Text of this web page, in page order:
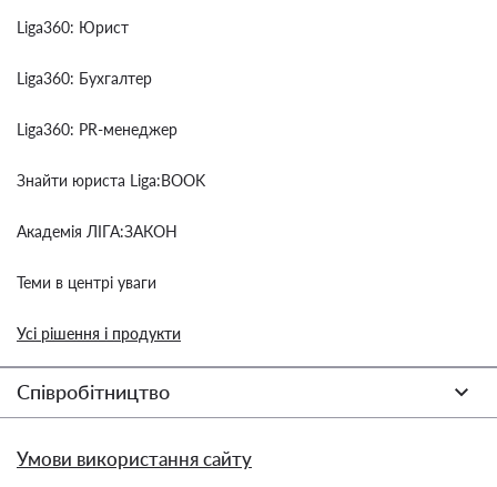
Liga360: Юрист
Liga360: Бухгалтер
Liga360: PR-менеджер
Знайти юриста Liga:BOOK
Академія ЛІГА:ЗАКОН
Теми в центрі уваги
Усі рішення і продукти
Співробітництво
Умови використання сайту